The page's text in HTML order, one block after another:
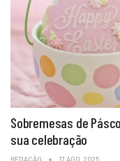
Sobremesas de
sua celebração
REDAÇÃO 17 AGO, 2025